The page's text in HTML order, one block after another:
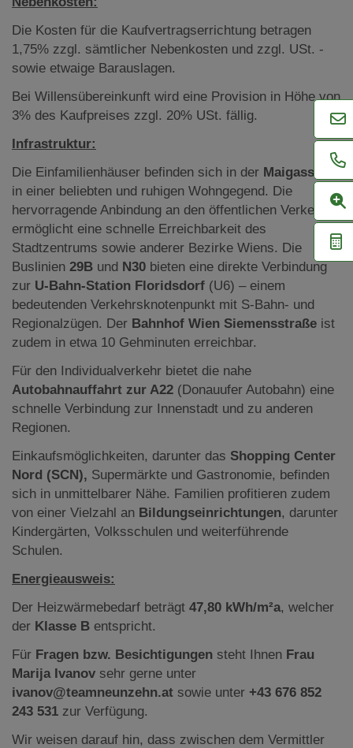
Die Kosten für die Kaufvertragserrichtung betragen
1,75% zzgl. sämtlicher Nebenkosten und zzgl. USt. -
sowie etwaige Barauslagen.
Bei Willensübereinkunft wird eine Provision in Höhe von
3% des Kaufpreises zzgl. 20% USt. fällig.
Infrastruktur:
Die Einfamilienhäuser befinden sich in der Maigasse 28
in einer beliebten und ruhigen Wohngegend. Die
hervorragende Anbindung an den öffentlichen Verkehr
ermöglicht eine schnelle Erreichbarkeit des
Stadtzentrums sowie anderer Bezirke Wiens. Die
Buslinien 29B und N30 bieten eine direkte Verbindung
zur U-Bahn-Station Floridsdorf (U6) – einem
bedeutenden Verkehrsknotenpunkt mit S-Bahn- und
Regionalzügen. Der Bahnhof Wien Siemensstraße ist
zudem in etwa 10 Gehminuten erreichbar.
Für den Individualverkehr bietet die nahe
Autobahnauffahrt zur A22 (Donauufer Autobahn) eine
schnelle Verbindung zur Innenstadt und zu anderen
Regionen.
Einkaufsmöglichkeiten, darunter das Shopping Center
Nord (SCN), Supermärkte und Gastronomie, befinden
sich in unmittelbarer Nähe. Familien profitieren zudem
von einer Vielzahl an Bildungseinrichtungen, darunter
Kindergärten, Volksschulen und weiterführende
Schulen.
Energieausweis:
Der Heizwärmebedarf beträgt 47,80 kWh/m²a, welcher
der Klasse B entspricht.
Für Fragen bzw. Besichtigungen steht Ihnen Frau
Marija Ivanov sehr gerne unter
ivanov@teamneunzehn.at sowie unter +43 676 852
243 531 zur Verfügung.
Wir weisen darauf hin, dass zwischen dem Vermittler